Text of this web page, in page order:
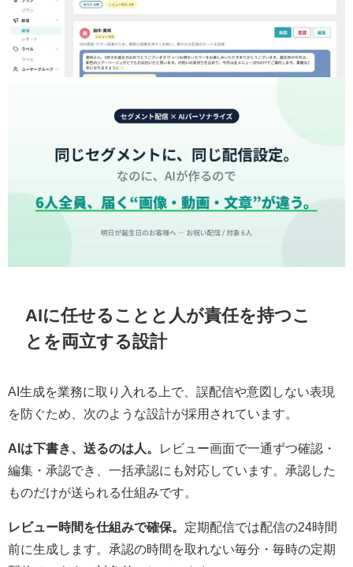
AIに任せることと人が責任を持つこ
とを両立する設計
AI生成を業務に取り入れる上で、誤配信や意図しない表現
を防ぐため、次のような設計が採用されています。
AIは下書き、送るのは人。
レビュー画面で一通ずつ確認・
編集・承認でき、一括承認にも対応しています。承認した
ものだけが送られる仕組みです。
レビュー時間を仕組みで確保。 定期配信では配信の24時間
前に生成します。承認の時間を取れない毎分・毎時の定期